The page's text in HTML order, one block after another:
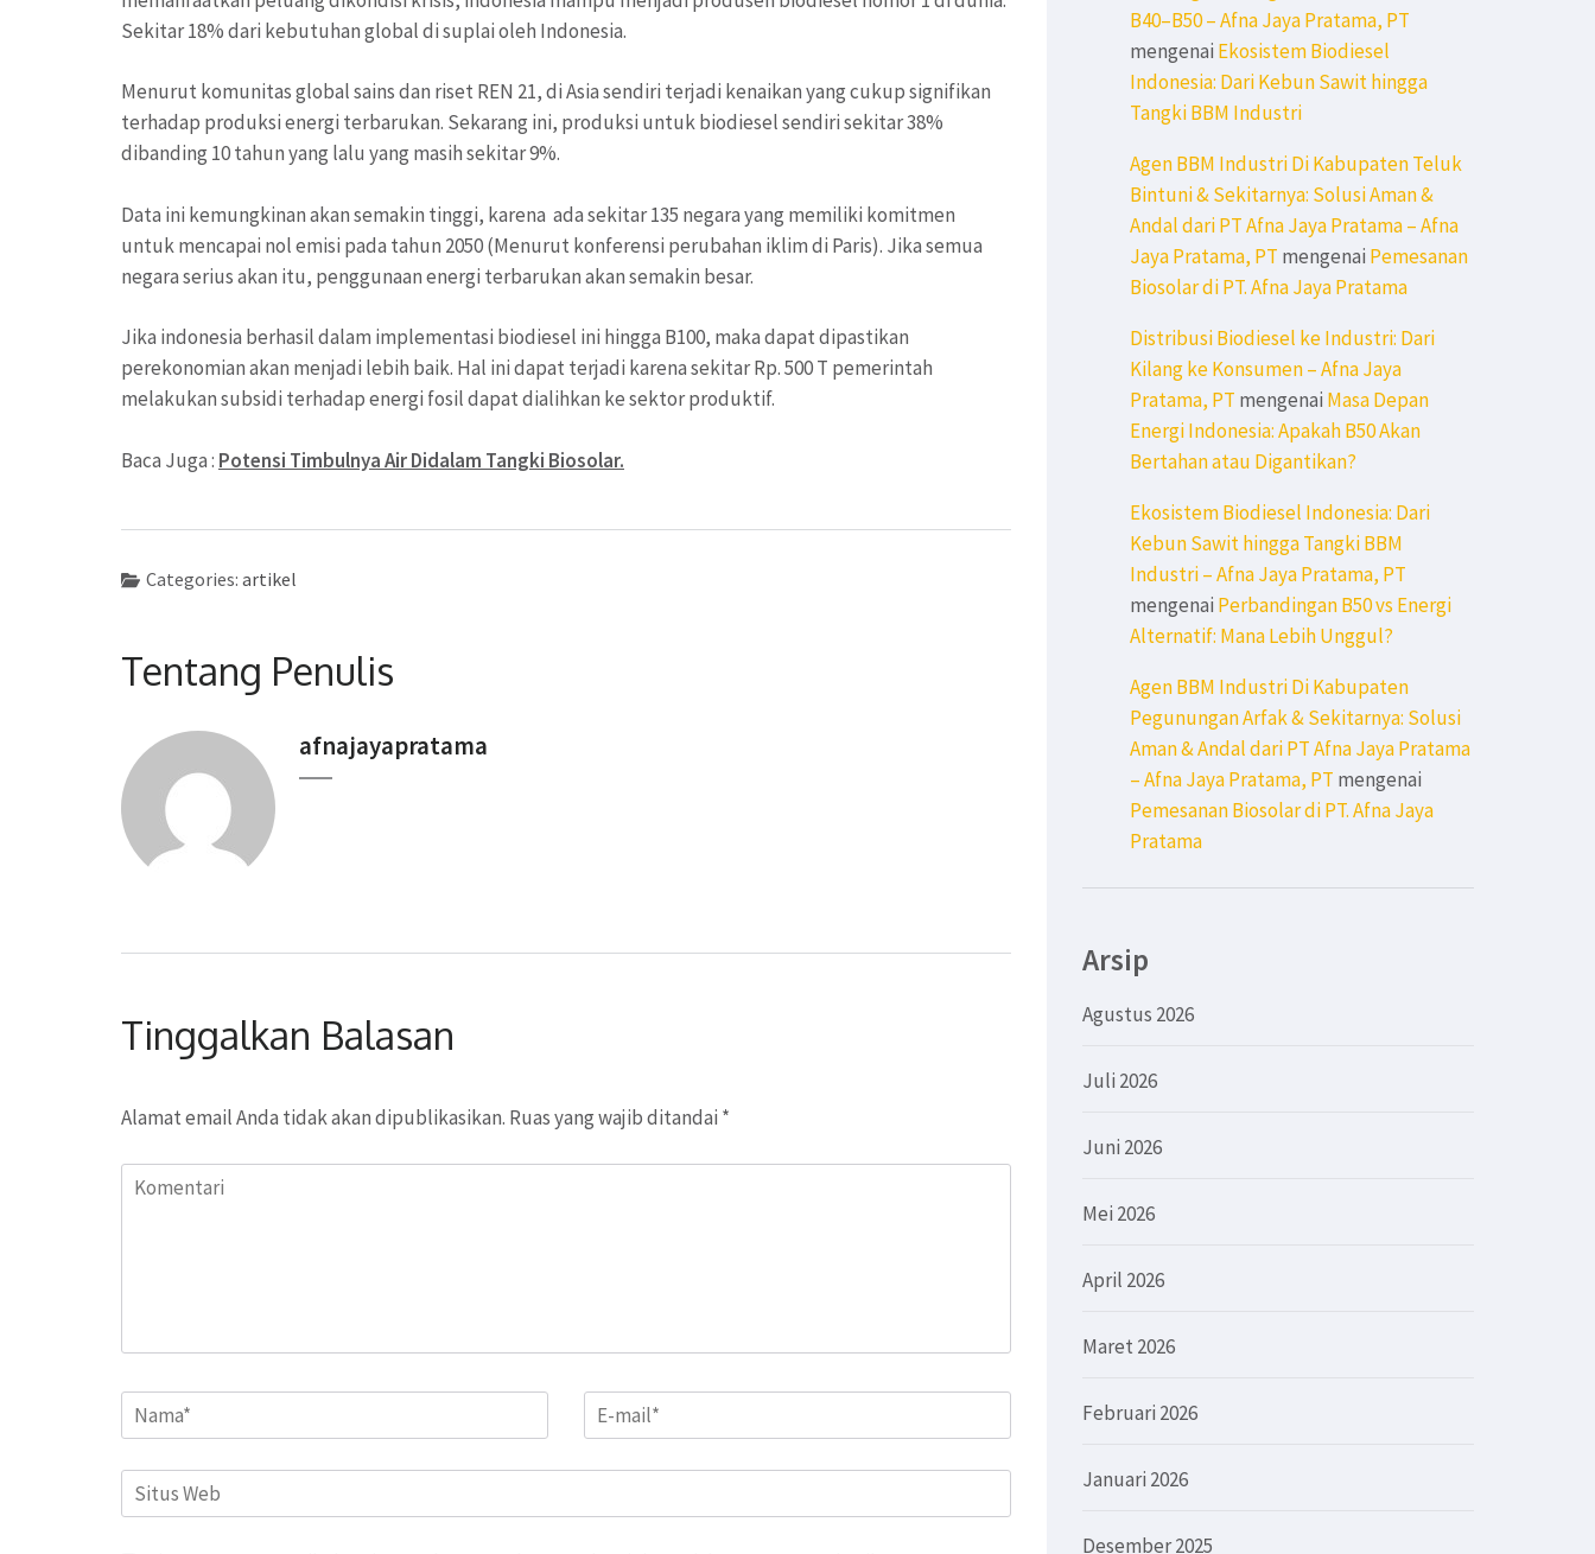
Sekitar 18% dari kebutuhan global di suplai oleh Indonesia.
Menurut komunitas global sains dan riset REN 21, di Asia sendiri terjadi kenaikan yang cukup signifikan
terhadap produksi energi terbarukan. Sekarang ini, produksi untuk biodiesel sendiri sekitar 38%
dibanding 10 tahun yang lalu yang masih sekitar 9%.
Data ini kemungkinan akan semakin tinggi, karena ada sekitar 135 negara yang memiliki komitmen
untuk mencapai nol emisi pada tahun 2050 (Menurut konferensi perubahan iklim di Paris). Jika semua
negara serius akan itu, penggunaan energi terbarukan akan semakin besar.
Jika indonesia berhasil dalam implementasi biodiesel ini hingga B100, maka dapat dipastikan
perekonomian akan menjadi lebih baik. Hal ini dapat terjadi karena sekitar Rp. 500 T pemerintah
melakukan subsidi terhadap energi fosil dapat dialihkan ke sektor produktif.
Baca Juga : Potensi Timbulnya Air Didalam Tangki Biosolar.
Categories: artikel
Tentang Penulis
afnajayapratama
Tinggalkan Balasan
Alamat email Anda tidak akan dipublikasikan. Ruas yang wajib ditandai *
Komentari
Name* Email*
Situs
Web
B40–B50 – Afna Jaya Pratama, PT
mengenai Ekosistem Biodiesel
Indonesia: Dari Kebun Sawit hingga
Tangki BBM Industri
Agen BBM Industri Di Kabupaten Teluk
Bintuni & Sekitarnya: Solusi Aman &
Andal dari PT Afna Jaya Pratama – Afna
Jaya Pratama, PT mengenai Pemesanan
Biosolar di PT. Afna Jaya Pratama
Distribusi Biodiesel ke Industri: Dari
Kilang ke Konsumen – Afna Jaya
Pratama, PT mengenai Masa Depan
Energi Indonesia: Apakah B50 Akan
Bertahan atau Digantikan?
Ekosistem Biodiesel Indonesia: Dari
Kebun Sawit hingga Tangki BBM
Industri – Afna Jaya Pratama, PT
mengenai Perbandingan B50 vs Energi
Alternatif: Mana Lebih Unggul?
Agen BBM Industri Di Kabupaten
Pegunungan Arfak & Sekitarnya: Solusi
Aman & Andal dari PT Afna Jaya Pratama
– Afna Jaya Pratama, PT mengenai
Pemesanan Biosolar di PT. Afna Jaya
Pratama
Arsip
Agustus 2026
Juli 2026
Juni 2026
Mei 2026
April 2026
Maret 2026
Februari 2026
Januari 2026
Desember 2025